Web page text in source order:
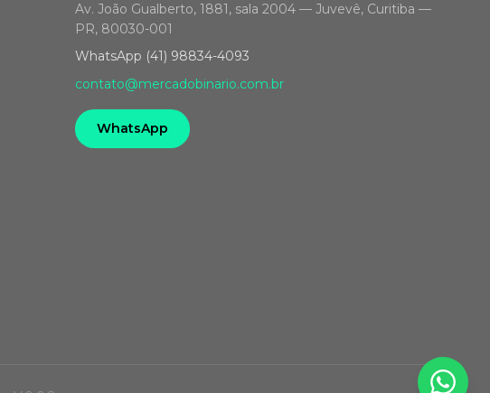
Av. João Gualberto, 1881, sala 2004 — Juvevê, Curitiba —
PR, 80030-001
WhatsApp (41) 98834-4093
contato@mercadobinario.com.br
WhatsApp